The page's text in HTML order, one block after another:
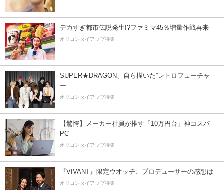
デカすぎ都市伝説発生!?ファミマ45％増量作戦再来
オリコンタイアップ特集
SUPER★DRAGON、自ら描いた”レトロフューチャ
ー”
オリコンタイアップ特集
【驚愕】メーカー社員が推す「10万円台」神コスパ
PC
オリコンタイアップ特集
『VIVANT』限定ウオッチ、プロデューサーの感想は
オリコンタイアップ特集